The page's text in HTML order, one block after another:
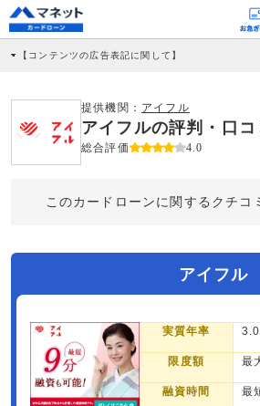
【コンテンツの広告表記に関して】
社に対して企業から紹介報酬が支払われるという収益
商品を根拠なくPRするものではなく、当編集部の調
どに基づき、公平性を担保した情報提供を行っていま
>提携企業一覧
提供機関： アイフル
アイフルの評判・口コ
総合評価 4.0
このカードローンに関するクチコ
アイフル
実質年率
限度額 最
融資時間 最